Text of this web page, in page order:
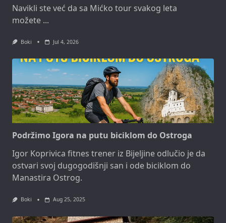
Navikli ste već da sa Mićko tour svakog leta
možete ...
Boki Jul 4, 2026
Podržimo Igora na putu biciklom do Ostroga
Igor Koprivica fitnes trener iz Bijeljine odlučio je da
ostvari svoj dugogodišnji san i ode biciklom do
Manastira Ostrog.
Boki Aug 25, 2025